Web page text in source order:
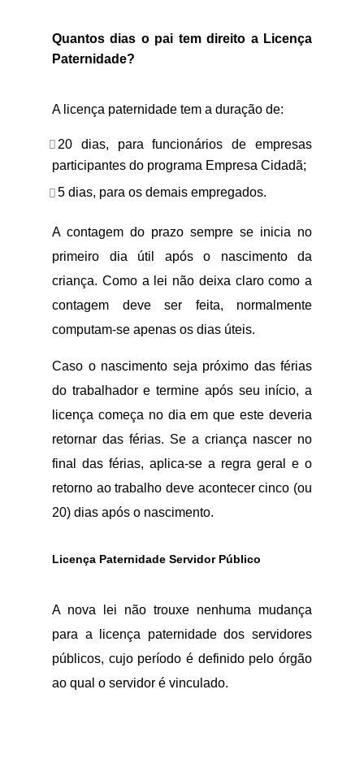
Quantos dias o pai tem direito a Licença
Paternidade?
A licença paternidade tem a duração de:
20 dias, para funcionários de empresas
participantes do programa Empresa Cidadã;
5 dias, para os demais empregados.
A contagem do prazo sempre se inicia no
primeiro dia útil após o nascimento da
criança. Como a lei não deixa claro como a
contagem deve ser feita, normalmente
computam-se apenas os dias úteis.
Caso o nascimento seja próximo das férias
do trabalhador e termine após seu início, a
licença começa no dia em que este deveria
retornar das férias. Se a criança nascer no
final das férias, aplica-se a regra geral e o
retorno ao trabalho deve acontecer cinco (ou
20) dias após o nascimento.
Licença Paternidade Servidor Público
A nova lei não trouxe nenhuma mudança
para a licença paternidade dos servidores
públicos, cujo período é definido pelo órgão
ao qual o servidor é vinculado.